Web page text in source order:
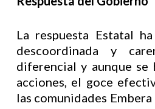
La respuesta Estatal
descoordinada y
diferencial y aunque se
acciones, el goce
las comunidades